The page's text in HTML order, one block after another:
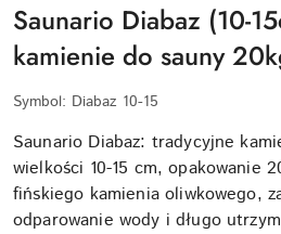
Saunario Diabaz (10-
kamienie do sauny
Symbol: Diabaz 10-15
Saunario Diabaz: tradycyjne
wielkości 10-15 cm, opakowanie
fińskiego kamienia oliwkowego,
odparowanie wody i długo